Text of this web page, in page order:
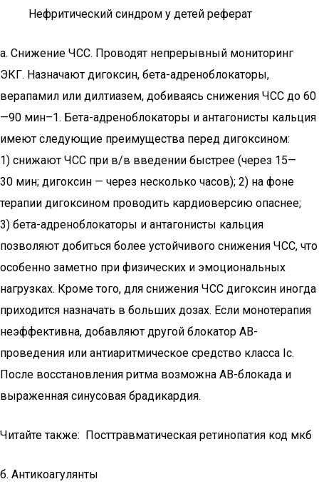
Нефритический синдром у детей реферат
а. Снижение ЧСС. Проводят непрерывный мониторинг
ЭКГ. Назначают дигоксин, бета-адреноблокаторы,
верапамил или дилтиазем, добиваясь снижения ЧСС до 60
—90 мин–1. Бета-адреноблокаторы и антагонисты кальция
имеют следующие преимущества перед дигоксином:
1) снижают ЧСС при в/в введении быстрее (через 15—
30 мин; дигоксин — через несколько часов); 2) на фоне
терапии дигоксином проводить кардиоверсию опаснее;
3) бета-адреноблокаторы и антагонисты кальция
позволяют добиться более устойчивого снижения ЧСС, что
особенно заметно при физических и эмоциональных
нагрузках. Кроме того, для снижения ЧСС дигоксин иногда
приходится назначать в больших дозах. Если монотерапия
неэффективна, добавляют другой блокатор АВ-
проведения или антиаритмическое средство класса Ic.
После восстановления ритма возможна АВ-блокада и
выраженная синусовая брадикардия.
Читайте также: Посттравматическая ретинопатия код мкб
б. Антикоагулянты